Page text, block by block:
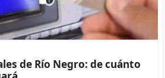
de Río Negro: de cuánto